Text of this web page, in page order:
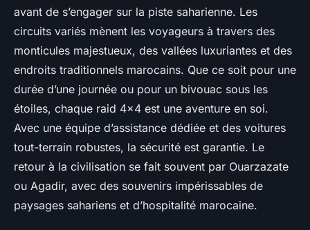
paulette•23 mai 2024 •6 min de lecture
avant de s’engager sur la piste saharienne. Les
circuits variés mènent les voyageurs à travers des
monticules majestueux, des vallées luxuriantes et des
endroits traditionnels marocains. Que ce soit pour une
durée d’une journée ou pour un bivouac sous les
étoiles, chaque raid 4x4 est une aventure en soi.
Avec une équipe d’assistance dédiée et des voitures
tout-terrain robustes, la sécurité est garantie. Le
retour à la civilisation se fait souvent par Ouarzazate
ou Agadir, avec des souvenirs impérissables de
paysages sahariens et d’hospitalité marocaine.